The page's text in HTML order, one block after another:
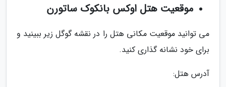
موقعیت هتل اوکس بانکوک ساتورن
می توانید موقعیت مکانی هتل را در نقشه گوگل زیر ببینید و
برای خود نشانه گذاری کنید.
آدرس هتل: